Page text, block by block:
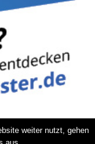
weiter nutzt, gehen